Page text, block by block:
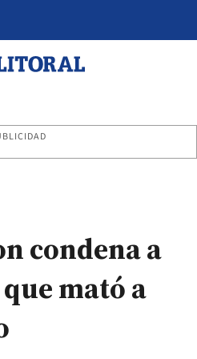
condena a
mató a